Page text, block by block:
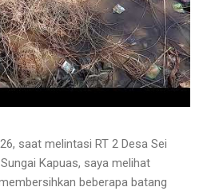
saat melintasi RT 2 Desa Sei
Kapuas, saya melihat
beberapa batang